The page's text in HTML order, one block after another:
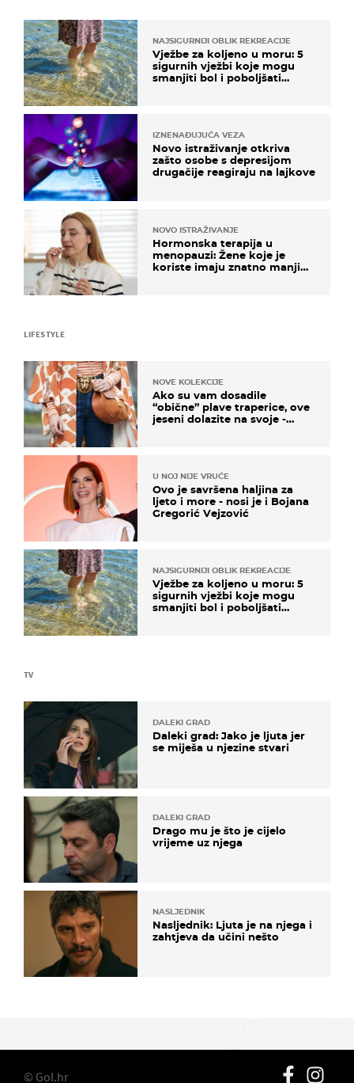
NAJSIGURNIJI OBLIK REKREACIJE
Vježbe za koljeno u moru: 5
sigurnih vježbi koje mogu
smanjiti bol i poboljšati
IZNENAĐUJUĆA VEZA
Novo istraživanje otkriva
zašto osobe s depresijom
drugačije reagiraju na lajkove
NOVO ISTRAŽIVANJE
Hormonska terapija u
menopauzi: Žene koje je
koriste imaju znatno manji
TV
DALEKI GRAD
Daleki grad: Jako je ljuta jer
se miješa u njezine stvari
DALEKI GRAD
Drago mu je što je cijelo
vrijeme uz njega
NASLJEDNIK
Nasljednik: Ljuta je na njega i
zahtjeva da učini nešto
LIFESTYLE
NOVE KOLEKCIJE
Ako su vam dosadile
“obične” plave traperice, ove
jeseni dolazite na svoje -
U NOJ NIJE VRUĆE
Ovo je savršena haljina za
ljeto i more - nosi je i Bojana
Gregorić Vejzović
NAJSIGURNIJI OBLIK REKREACIJE
Vježbe za koljeno u moru: 5
sigurnih vježbi koje mogu
smanjiti bol i poboljšati
© Gol.hr